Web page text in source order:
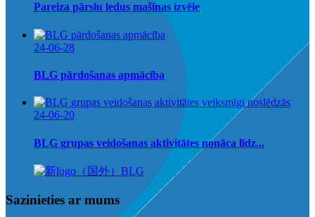
Pareiza pārslu ledus mašīnas izvēle
24-06-28
BLG pārdošanas apmācība
24-06-20
BLG grupas veidošanas aktivitātes nonāca līdz...
Sazinieties ar mums